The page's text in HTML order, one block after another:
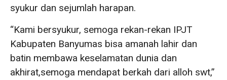
syukur dan sejumlah harapan.
“Kami bersyukur, semoga rekan-rekan IPJT
Kabupaten Banyumas bisa amanah lahir dan
batin membawa keselamatan dunia dan
akhirat,semoga mendapat berkah dari alloh swt,”